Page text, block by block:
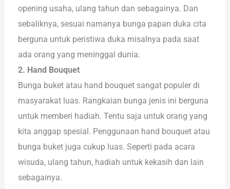
opening usaha, ulang tahun dan sebagainya. Dan
sebaliknya, sesuai namanya bunga papan duka cita
berguna untuk peristiwa duka misalnya pada saat
ada orang yang meninggal dunia.
2. Hand Bouquet
Bunga buket atau hand bouquet sangat populer di
masyarakat luas. Rangkaian bunga jenis ini berguna
untuk memberi hadiah. Tentu saja untuk orang yang
kita anggap spesial. Penggunaan hand bouquet atau
bunga buket juga cukup luas. Seperti pada acara
wisuda, ulang tahun, hadiah untuk kekasih dan lain
sebagainya.